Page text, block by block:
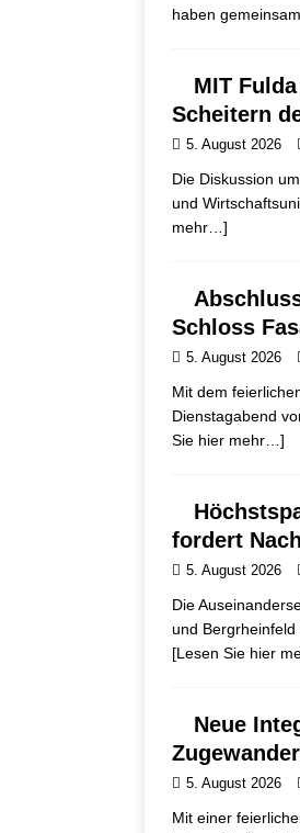
haben
MIT
Scheitern
5. August 2026
Die Diskussion
und
mehr…]
Schloss
5. August 2026
Mit dem
Dienstagabend
Sie hier mehr…]
fordert
5. August 2026
Die
und
[Lesen Sie hier
Neue
5. August 2026
Mit einer